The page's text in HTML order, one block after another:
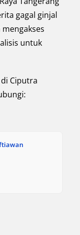
gagal ginjal
untuk
Ciputra